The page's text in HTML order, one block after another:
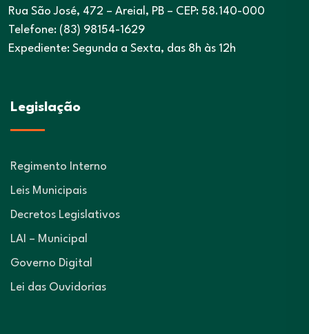
Rua São José, 472 – Areial, PB – CEP: 58.140-000
Telefone: (83) 98154-1629
Expediente: Segunda a Sexta, das 8h às 12h
Legislação
Regimento Interno
Leis Municipais
Decretos Legislativos
LAI – Municipal
Governo Digital
Lei das Ouvidorias